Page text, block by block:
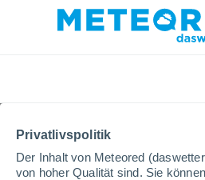
Privatlivspolitik
Der Inhalt von Meteored
von hoher Qualität sind. Sie